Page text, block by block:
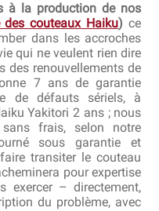
à la production de nos
couteaux Haiku) ce
dans les accroches
qui ne veulent rien dire
des renouvellements de
7 ans de garantie
de défauts sériels, à
Yakitori 2 ans ; nous
sans frais, selon notre
sous garantie et
transiter le couteau
pour expertise
– directement,
du problème, avec